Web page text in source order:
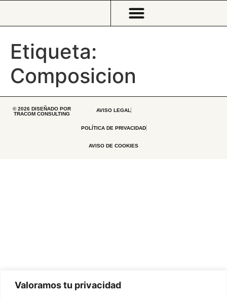
Valoramos tu privacidad
Etiqueta:
Composicion
© 2026 DISEÑADO POR
TRACOM CONSULTING
AVISO LEGAL
POLÍTICA DE PRIVACIDAD
AVISO DE COOKIES